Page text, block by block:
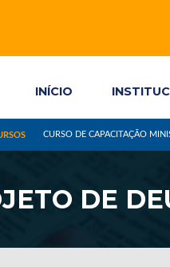
INÍCIO
CURSO DE CAPACITAÇÃO
DE